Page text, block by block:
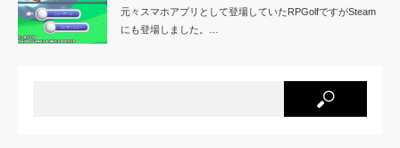
元々スマホアプリとして登場していたRPGolfですがSteam
にも登場しました。…